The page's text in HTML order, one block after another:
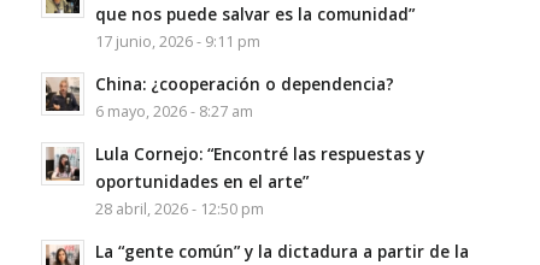
que nos puede salvar es la comunidad”
17 junio, 2026 - 9:11 pm
China: ¿cooperación o dependencia?
6 mayo, 2026 - 8:27 am
Lula Cornejo: “Encontré las respuestas y
oportunidades en el arte”
28 abril, 2026 - 12:50 pm
La “gente común” y la dictadura a partir de la